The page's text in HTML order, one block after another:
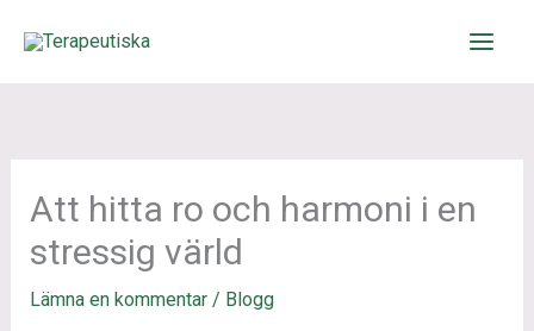
Att hitta ro och harmoni i en
stressig värld
Lämna en kommentar / Blogg